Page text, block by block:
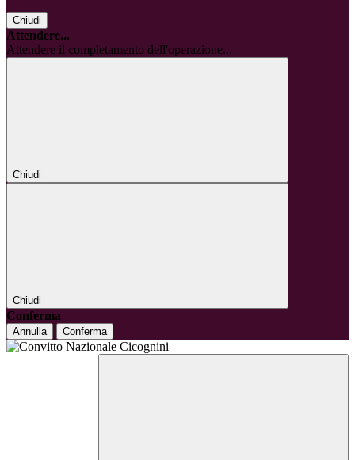
Chiudi
Attendere...
Attendere il completamento dell'operazione...
Chiudi
Chiudi
Conferma
Annulla Conferma